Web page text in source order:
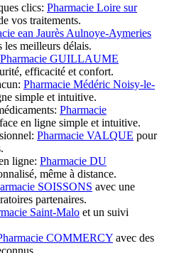
clics: Pharmacie Loire sur
vos traitements.
ean Jaurès Aulnoye-Aymeries
meilleurs délais.
Pharmacie GUILLAUME
efficacité et confort.
Pharmacie Médéric Noisy-le-
simple et intuitive.
Pharmacie
en ligne simple et intuitive.
Pharmacie VALQUE pour
ligne: Pharmacie DU
même à distance.
SOISSONS avec une
partenaires.
Saint-Malo et un suivi
COMMERCY avec des